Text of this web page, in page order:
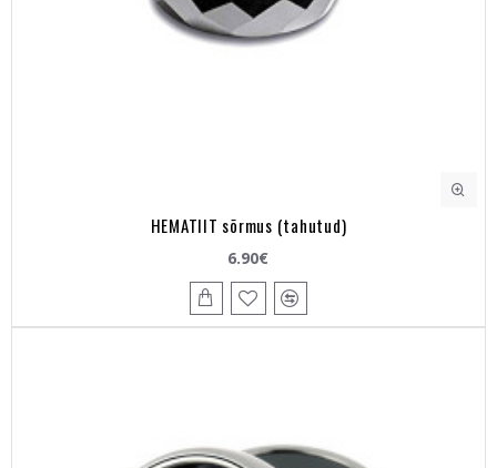
HEMATIIT sõrmus (tahutud)
6.90€